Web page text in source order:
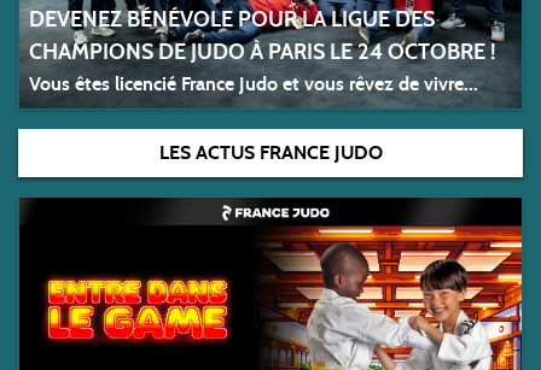
LES ACTUS FRANCE JUDO
DEVENEZ BÉNÉVOLE POUR LA LIGUE DES
CHAMPIONS DE JUDO À PARIS LE 24 OCTOBRE !
Vous êtes licencié France Judo et vous rêvez de vivre...